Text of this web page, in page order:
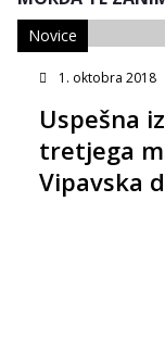
1. oktobra 2018
Uspešna
tretjega
Vipavska
Novice